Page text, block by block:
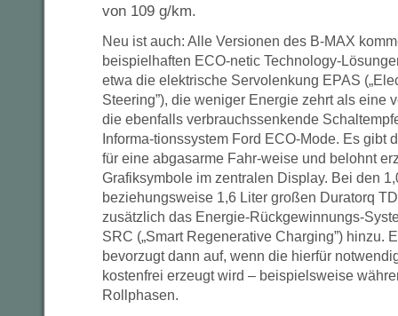
von 109 g/km.
Neu ist auch: Alle Versionen des B-MAX
beispielhaften ECO-netic Technology-
etwa die elektrische Servolenkung EPAS
Steering”), die weniger Energie zehrt als eine
die ebenfalls verbrauchssenkende
Informa-tionssystem Ford ECO-Mode. Es gibt
für eine abgasarme Fahr-weise und belohnt
Grafiksymbole im zentralen Display. Bei den
beziehungsweise 1,6 Liter großen Duratorq
zusätzlich das Energie-Rückgewinnungs-
SRC („Smart Regenerative Charging”) hinzu.
bevorzugt dann auf, wenn die hierfür
kostenfrei erzeugt wird – beispielsweise
Rollphasen.